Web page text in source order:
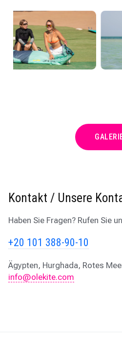
Kontakt / Unsere
Haben Sie Fragen? Rufen Sie
+20 101 388-90-10
Ägypten, Hurghada, Rotes
info@olekite.com